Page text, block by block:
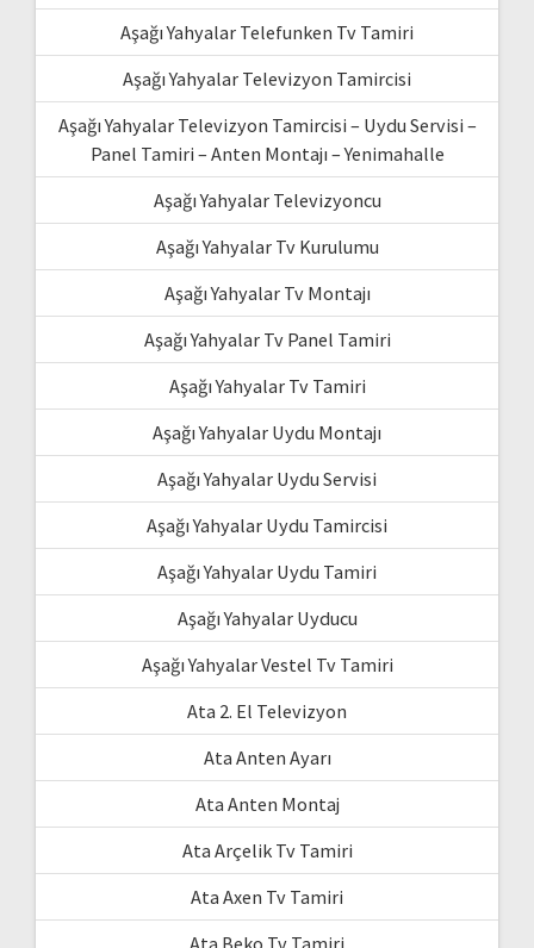
Aşağı Yahyalar Telefunken Tv Tamiri
Aşağı Yahyalar Televizyon Tamircisi
Aşağı Yahyalar Televizyon Tamircisi – Uydu Servisi –
Panel Tamiri – Anten Montajı – Yenimahalle
Aşağı Yahyalar Televizyoncu
Aşağı Yahyalar Tv Kurulumu
Aşağı Yahyalar Tv Montajı
Aşağı Yahyalar Tv Panel Tamiri
Aşağı Yahyalar Tv Tamiri
Aşağı Yahyalar Uydu Montajı
Aşağı Yahyalar Uydu Servisi
Aşağı Yahyalar Uydu Tamircisi
Aşağı Yahyalar Uydu Tamiri
Aşağı Yahyalar Uyducu
Aşağı Yahyalar Vestel Tv Tamiri
Ata 2. El Televizyon
Ata Anten Ayarı
Ata Anten Montaj
Ata Arçelik Tv Tamiri
Ata Axen Tv Tamiri